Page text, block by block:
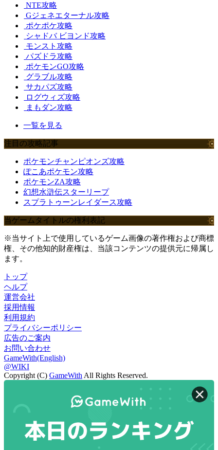
NTE攻略
Gジェネエターナル攻略
ポケポケ攻略
シャドバ ビヨンド攻略
モンスト攻略
パズドラ攻略
ポケモンGO攻略
グラブル攻略
サカパズ攻略
ログウィズ攻略
まもダン攻略
一覧を見る
注目の攻略記事
ポケモンチャンピオンズ攻略
ぽこあポケモン攻略
ポケモンZA攻略
幻想水滸伝スターリープ
スプラトゥーンレイダース攻略
当ゲームタイトルの権利表記
※当サイト上で使用しているゲーム画像の著作権および商標
権、その他知的財産権は、当該コンテンツの提供元に帰属し
ます。
トップ
ヘルプ
運営会社
採用情報
利用規約
プライバシーポリシー
広告のご案内
お問い合わせ
GameWith(English)
@WIKI
Copyright (C) GameWith All Rights Reserved.